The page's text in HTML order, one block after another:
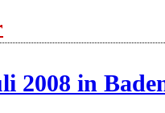
2008 in